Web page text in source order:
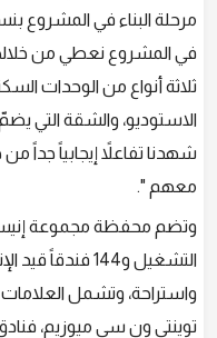
في المشروع نعطي من
ثلاثة أنواع من الوحدات
الاستوديو، والشقة التي
شهدنا تفاعلاً إيجابياً جداً
معهم ".
واستراحة، وتشمل العلامات
توينتي ون سي ميوزيم، فنادق